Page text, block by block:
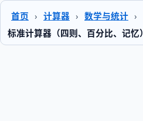
首页 › 计算器 › 数学与统计 ›
标准计算器（四则、百分比、记忆）